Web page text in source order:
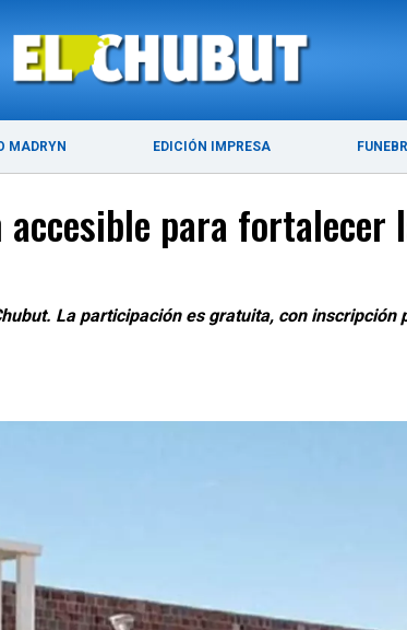
MADRYN EDICIÓN IMPRESA
ÚLTIMAS NOTICIAS PUERTO MADRYN
para
La participación es gratuita, con